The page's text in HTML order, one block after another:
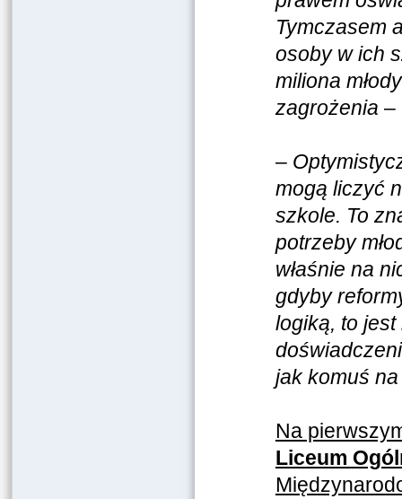
Tymczasem
osoby w ich
miliona
zagrożenia –
–
mogą liczyć
szkole. To
potrzeby
właśnie na
gdyby
logiką, to
jak komuś
Na
Liceum